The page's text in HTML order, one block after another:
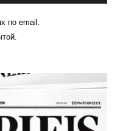
по email.